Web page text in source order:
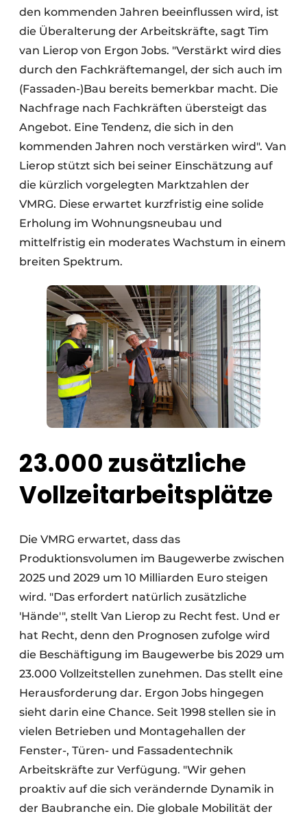
den kommenden Jahren beeinflussen wird, ist
die Überalterung der Arbeitskräfte, sagt Tim
van Lierop von Ergon Jobs. "Verstärkt wird dies
durch den Fachkräftemangel, der sich auch im
(Fassaden-)Bau bereits bemerkbar macht. Die
Nachfrage nach Fachkräften übersteigt das
Angebot. Eine Tendenz, die sich in den
kommenden Jahren noch verstärken wird". Van
Lierop stützt sich bei seiner Einschätzung auf
die kürzlich vorgelegten Marktzahlen der
VMRG. Diese erwartet kurzfristig eine solide
Erholung im Wohnungsneubau und
mittelfristig ein moderates Wachstum in einem
breiten Spektrum.
23.000 zusätzliche
Vollzeitarbeitsplätze
Die VMRG erwartet, dass das
Produktionsvolumen im Baugewerbe zwischen
2025 und 2029 um 10 Milliarden Euro steigen
wird. "Das erfordert natürlich zusätzliche
'Hände'", stellt Van Lierop zu Recht fest. Und er
hat Recht, denn den Prognosen zufolge wird
die Beschäftigung im Baugewerbe bis 2029 um
23.000 Vollzeitstellen zunehmen. Das stellt eine
Herausforderung dar. Ergon Jobs hingegen
sieht darin eine Chance. Seit 1998 stellen sie in
vielen Betrieben und Montagehallen der
Fenster-, Türen- und Fassadentechnik
Arbeitskräfte zur Verfügung. "Wir gehen
proaktiv auf die sich verändernde Dynamik in
der Baubranche ein. Die globale Mobilität der